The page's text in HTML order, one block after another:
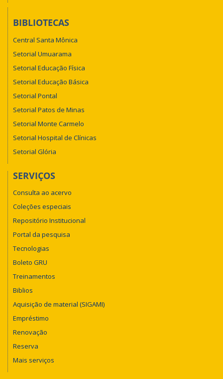
BIBLIOTECAS
Central Santa Mônica
Setorial Umuarama
Setorial Educação Física
Setorial Educação Básica
Setorial Pontal
Setorial Patos de Minas
Setorial Monte Carmelo
Setorial Hospital de Clínicas
Setorial Glória
SERVIÇOS
Consulta ao acervo
Coleções especiais
Repositório Institucional
Portal da pesquisa
Tecnologias
Boleto GRU
Treinamentos
Biblios
Aquisição de material (SIGAMI)
Empréstimo
Renovação
Reserva
Mais serviços